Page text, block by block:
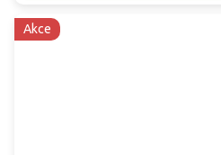
Akce